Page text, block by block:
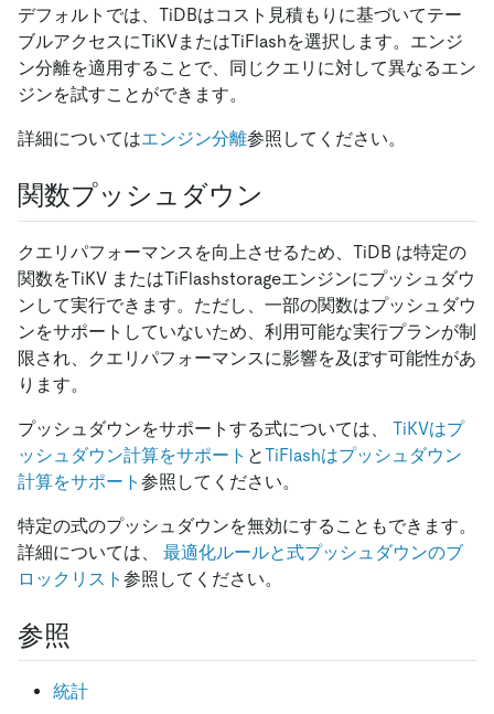
デフォルトでは、TiDBはコスト見積もりに基づいてテー
ブルアクセスにTiKVまたはTiFlashを選択します。エンジ
ン分離を適用することで、同じクエリに対して異なるエン
ジンを試すことができます。
詳細についてはエンジン分離参照してください。
関数プッシュダウン
クエリパフォーマンスを向上させるため、TiDB は特定の
関数をTiKV またはTiFlashstorageエンジンにプッシュダウ
ンして実行できます。ただし、一部の関数はプッシュダウ
ンをサポートしていないため、利用可能な実行プランが制
限され、クエリパフォーマンスに影響を及ぼす可能性があ
ります。
プッシュダウンをサポートする式については、 TiKVはプ
ッシュダウン計算をサポート とTiFlashはプッシュダウン
計算をサポート 参照してください。
特定の式のプッシュダウンを無効にすることもできます。
詳細については、 最適化ルールと式プッシュダウンのブ
ロックリスト 参照してください。
参照
統計